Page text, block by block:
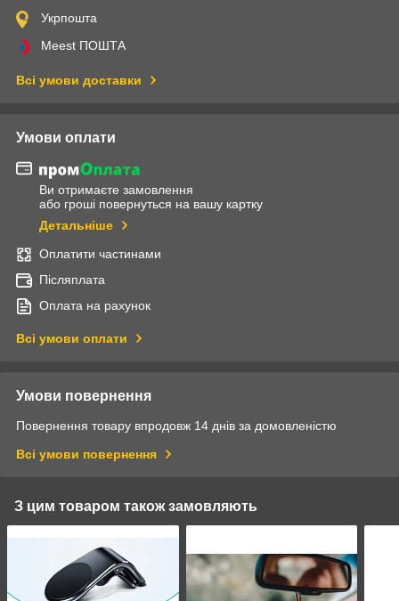
Укрпошта
Meest ПОШТА
Всі умови доставки
Умови оплати
Ви отримаєте замовлення
або гроші повернуться на вашу картку
Детальніше
Оплатити частинами
Післяплата
Оплата на рахунок
Всі умови оплати
Умови повернення
Повернення товару впродовж 14 днів за домовленістю
Всі умови повернення
З цим товаром також замовляють